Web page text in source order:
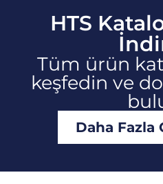
HTS
Tüm ürün
keşfedin ve
Daha Fazla